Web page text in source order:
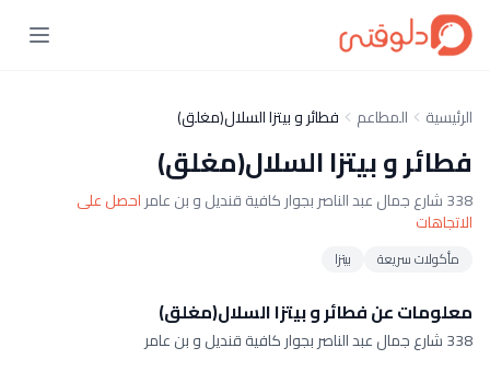
الرئيسية المطاعم فطائر و بيتزا السلال(مغلق)
فطائر و بيتزا السلال(مغلق)
338 شارع جمال عبد الناصر بجوار كافية قنديل و بن عامر احصل على
الاتجاهات
مأكولات سريعة بيتزا
معلومات عن فطائر و بيتزا السلال(مغلق)
338 شارع جمال عبد الناصر بجوار كافية قنديل و بن عامر